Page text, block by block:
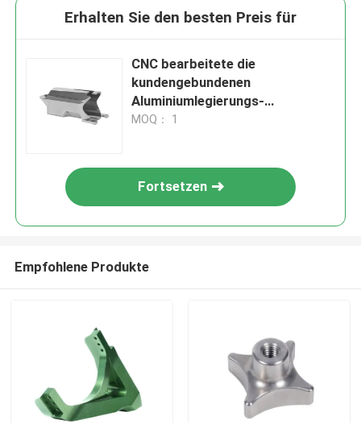
Erhalten Sie den besten Preis für
CNC bearbeitete die
kundengebundenen
Aluminiumlegierungs-
Luftfahrtteile maschinell, die
MOQ： 1
Fortsetzen
Empfohlene Produkte